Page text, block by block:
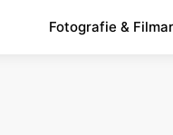
Fotografie &